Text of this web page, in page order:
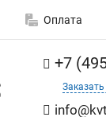
Оплата
+7